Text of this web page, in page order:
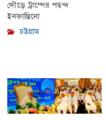
দৌড়ে ট্রাম্পের পছন্দ
ইনফান্তিনো
চট্টগ্রাম